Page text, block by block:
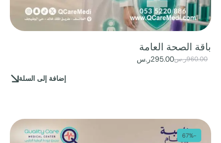
باقة الصحة العامة
960.00ر.س295.00ر.س
إضافة إلى السلة
-67%